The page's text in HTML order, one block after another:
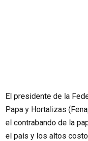
El presidente de la
Papa y Hortalizas
el contrabando de la
el país y los altos